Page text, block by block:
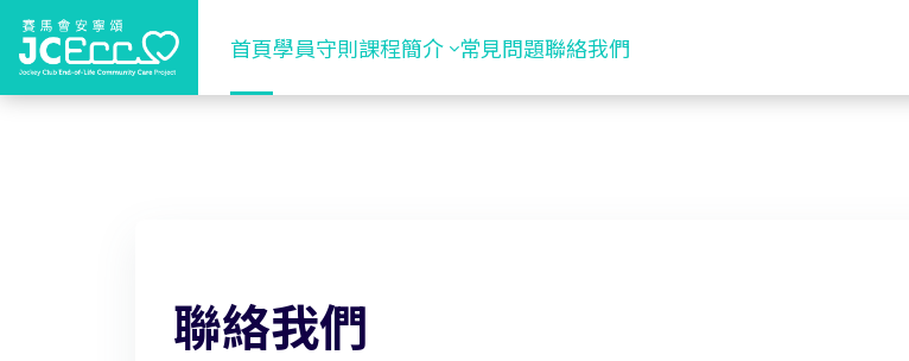
跳至主內容
首頁學員守則課程簡介 常見問題聯絡我們
聯絡我們